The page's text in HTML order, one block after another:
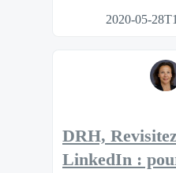
2020-05-
DRH,
LinkedIn :